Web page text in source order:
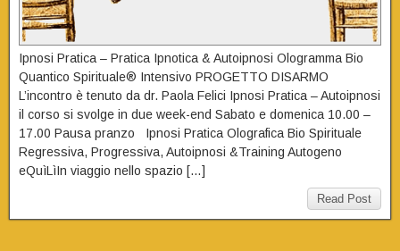
Ipnosi Pratica – Pratica Ipnotica & Autoipnosi Ologramma Bio
Quantico Spirituale® Intensivo PROGETTO DISARMO
L’incontro è tenuto da dr. Paola Felici Ipnosi Pratica – Autoipnosi
il corso si svolge in due week-end Sabato e domenica 10.00 –
17.00 Pausa pranzo Ipnosi Pratica Olografica Bio Spirituale
Regressiva, Progressiva, Autoipnosi &Training Autogeno
eQuìLìIn viaggio nello spazio […]
Read Post